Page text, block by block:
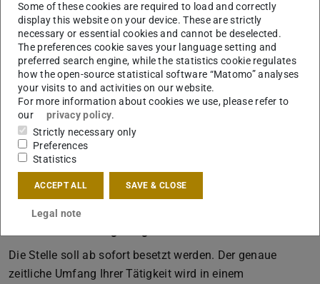
Instrumenten die Lehrveranstaltung in ein neues,
virtuelles Format zu übertragen
Ihr Profil
•Sie studieren an der Technischen Universität Darmstadt
•Sie haben Vorkenntnisse im Bereich des
Freihandzeichnens
•Sie haben Erfahrungen mit verschiedenen Instrumenten
des E-Learnings
•Eine genaue, verlässliche und selbstständige
Arbeitsweise zeichnet Sie aus
Die Stelle soll ab sofort besetzt werden. Der genaue
zeitliche Umfang Ihrer Tätigkeit wird in einem
Some of these cookies are required to load and correctly
display this website on your device. These are strictly
necessary or essential cookies and cannot be deselected.
The preferences cookie saves your language setting and
preferred search engine, while the statistics cookie regulates
how the open-source statistical software “Matomo” analyses
your visits to and activities on our website.
For more information about cookies we use, please refer to
our
privacy policy.
Strictly necessary only
Preferences
Statistics
ACCEPT ALL SAVE & CLOSE
Legal note